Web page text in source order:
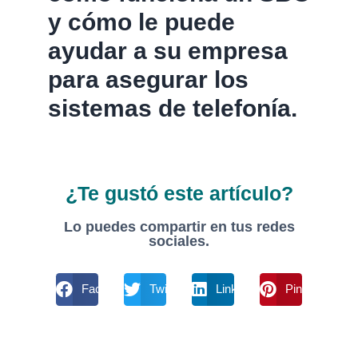
y cómo le puede
ayudar a su empresa
para asegurar los
sistemas de telefonía.
¿Te gustó este artículo?
Lo puedes compartir en tus redes
sociales.
Facebook Twitter Linkdin Pinterest